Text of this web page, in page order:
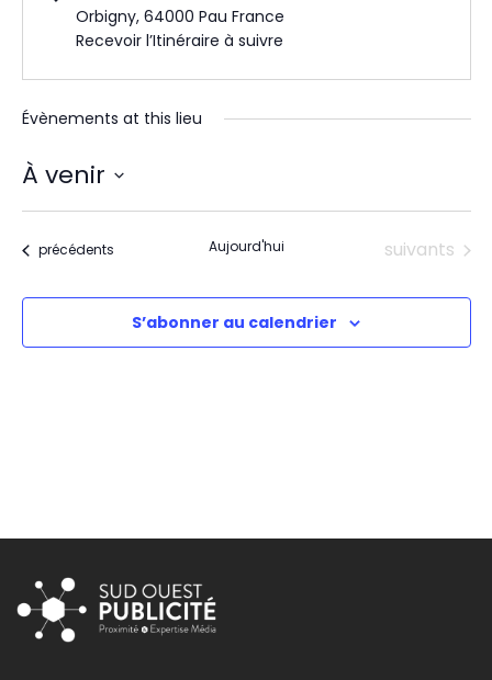
Orbigny, 64000 Pau France
Recevoir l’Itinéraire à suivre
Évènements at this lieu
À venir
une
Évènements
précédents Aujourd'hui Évènements
suivants
S’abonner au calendrier